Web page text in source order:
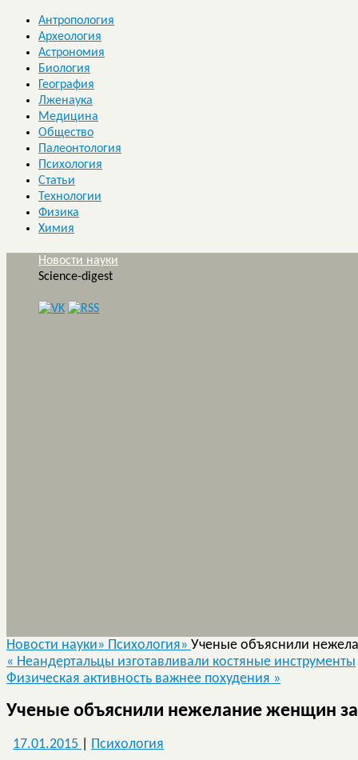
Антропология
Археология
Астрономия
Биология
География
Лженаука
Медицина
Общество
Палеонтология
Психология
Статьи
Технологии
Физика
Химия
Новости науки
Science-digest
Новости науки» Психология» Ученые объяснили
« Неандертальцы изготавливали костяные инструменты
Физическая активность важнее похудения »
Ученые объяснили нежелание женщин
17.01.2015 Психология